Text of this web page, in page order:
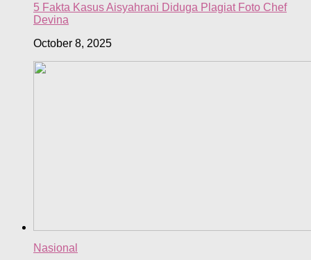
5 Fakta Kasus Aisyahrani Diduga Plagiat Foto Chef
Devina
October 8, 2025
Nasional